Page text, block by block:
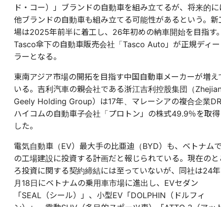
ド・コー）」ブランドの自動車を組み立てるが、将来的に
他ブランドの自動車も組み立てる可能性があるという。新
場は2025年前半に着工し、26年初めの納車開始を目指す
Tasco傘下の自動車販売会社「Tasco Auto」が正規ディー
ラーとなる。
東南アジア市場の開拓を目指す中国自動車メーカーが増え
いる。吉利汽車の親会社である浙江吉利控股集団（
Geely Holding Group）は17年、マレーシアの複合企業
ハイコムの自動車子会社「プロトン」の株式49.9％を取得
した。
電気自動車（EV）最大手の比亜迪（BYD）も、ベトナム
の工場建設に投資する計画だと報じられている。現在のと
ろ投資に関する契約締結には至っていないが、 同社は24
月18日にベトナムの乗用車市場に進出し、EVセダン
「SEAL（シール）」、小型EV「DOLPHIN（ドルフィ